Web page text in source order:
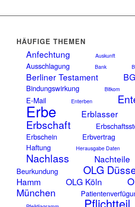
HÄUFIGE THEMEN
Anfechtung Auskunft
Ausschlagung
Bank
Berliner Testament
Bindungswirkung Bitkom
E-Mail Enterben
Erbe Erblasser
Erbschaft
Erbschein
Erbvertrag
Haftung
Herausgabe Daten
Nachlass Nachteile
Beurkundung
OLG
Hamm
OLG Köln
München
Pflichtteil